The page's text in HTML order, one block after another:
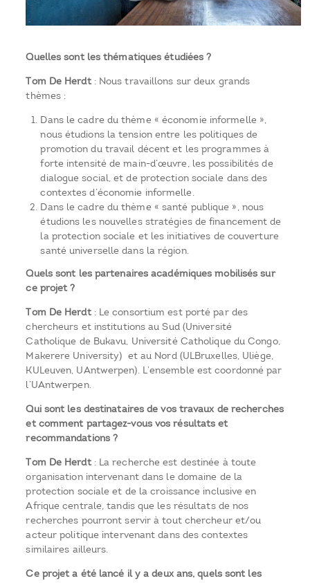
Quelles sont les thématiques étudiées ?
Tom De Herdt : Nous travaillons sur deux grands
thèmes :
Dans le cadre du thème « économie informelle »,
nous étudions la tension entre les politiques de
promotion du travail décent et les programmes à
forte intensité de main-d’œuvre, les possibilités de
dialogue social, et de protection sociale dans des
contextes d’économie informelle.
Dans le cadre du thème « santé publique », nous
étudions les nouvelles stratégies de financement de
la protection sociale et les initiatives de couverture
santé universelle dans la région.
Quels sont les partenaires académiques mobilisés sur
ce projet ?
Tom De Herdt : Le consortium est porté par des
chercheurs et institutions au Sud (Université
Catholique de Bukavu, Université Catholique du Congo,
Makerere University) et au Nord (ULBruxelles, Uliège,
KULeuven, UAntwerpen). L’ensemble est coordonné par
l’UAntwerpen.
Qui sont les destinataires de vos travaux de recherches
et comment partagez-vous vos résultats et
recommandations ?
Tom De Herdt : La recherche est destinée à toute
organisation intervenant dans le domaine de la
protection sociale et de la croissance inclusive en
Afrique centrale, tandis que les résultats de nos
recherches pourront servir à tout chercheur et/ou
acteur politique intervenant dans des contextes
similaires ailleurs.
Ce projet a été lancé il y a deux ans, quels sont les